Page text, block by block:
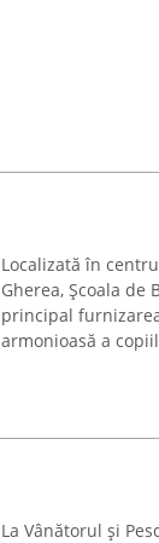
Localizată în
Gherea, Școala de
principal
armonioasă a
La Vânătorul și